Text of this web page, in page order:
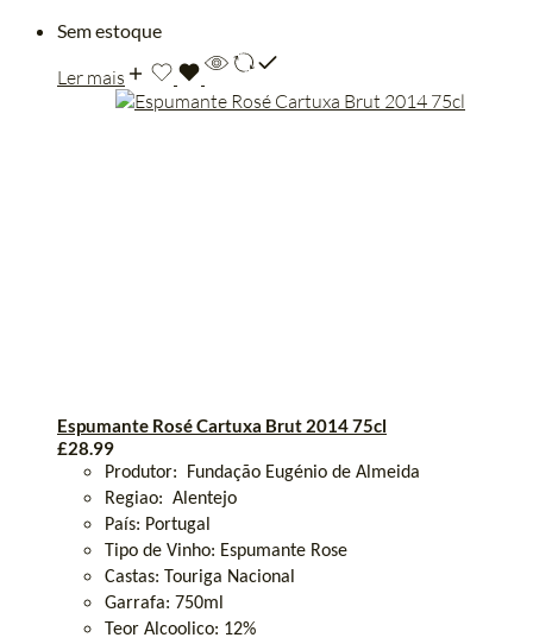
Sem estoque
Ler mais
Espumante Rosé Cartuxa Brut 2014 75cl
£28.99
Produtor: Fundação Eugénio de Almeida
Regiao: Alentejo
País: Portugal
Tipo de Vinho: Espumante Rose
Castas: Touriga Nacional
Garrafa: 750ml
Teor Alcoolico: 12%